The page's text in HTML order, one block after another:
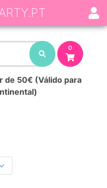
0
de 50€ (Válido para